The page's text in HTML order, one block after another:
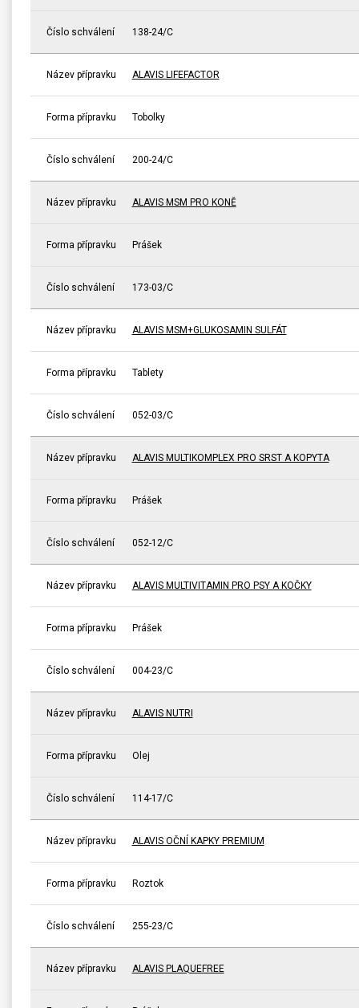
Číslo schválení 138-24/C
Název přípravku ALAVIS LIFEFACTOR
Forma přípravku Tobolky
Číslo schválení 200-24/C
Název přípravku ALAVIS MSM PRO KONĚ
Forma přípravku Prášek
Číslo schválení 173-03/C
Název přípravku ALAVIS MSM+GLUKOSAMIN SULFÁT
Forma přípravku Tablety
Číslo schválení 052-03/C
Název přípravku ALAVIS MULTIKOMPLEX PRO SRST A KOPYTA
Forma přípravku Prášek
Číslo schválení 052-12/C
Název přípravku ALAVIS MULTIVITAMIN PRO PSY A KOČKY
Forma přípravku Prášek
Číslo schválení 004-23/C
Název přípravku ALAVIS NUTRI
Forma přípravku Olej
Číslo schválení 114-17/C
Název přípravku ALAVIS OČNÍ KAPKY PREMIUM
Forma přípravku Roztok
Číslo schválení 255-23/C
Název přípravku ALAVIS PLAQUEFREE